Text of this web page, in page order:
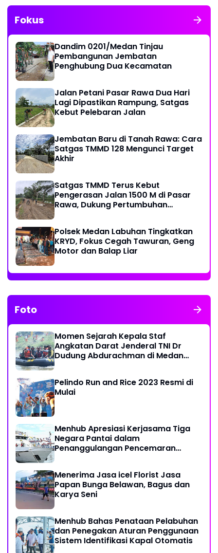
Fokus
Dandim 0201/Medan Tinjau
Pembangunan Jembatan
Penghubung Dua Kecamatan
Jalan Petani Pasar Rawa Dua Hari
Lagi Dipastikan Rampung, Satgas
Kebut Pelebaran Jalan
Jembatan Baru di Tanah Rawa: Cara
Satgas TMMD 128 Mengunci Target
Akhir
Satgas TMMD Terus Kebut
Pengerasan Jalan 1500 M di Pasar
Rawa, Dukung Pertumbuhan
Polsek Medan Labuhan Tingkatkan
KRYD, Fokus Cegah Tawuran, Geng
Motor dan Balap Liar
Foto
Momen Sejarah Kepala Staf
Angkatan Darat Jenderal TNI Dr
Dudung Abdurachman di Medan
Pelindo Run and Rice 2023 Resmi di
Mulai
Menhub Apresiasi Kerjasama Tiga
Negara Pantai dalam
Penanggulangan Pencemaran
Menerima Jasa icel Florist Jasa
Papan Bunga Belawan, Bagus dan
Karya Seni
Menhub Bahas Penataan Pelabuhan
dan Penegakan Aturan Penggunaan
Sistem Identifikasi Kapal Otomatis